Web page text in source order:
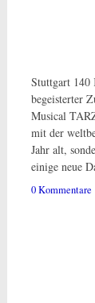
Stuttgart
begeisterter
Musical
mit der
Jahr alt,
einige neue
0 Kommentare